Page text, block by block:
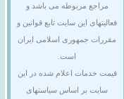
مراجع مربوطه می باشد و
فعالیتهای این سایت تابع قوانین و
مقررات جمهوری اسلامی ایران
است.
قیمت خدمات اعلام شده در این
سایت بر اساس سیاستهای